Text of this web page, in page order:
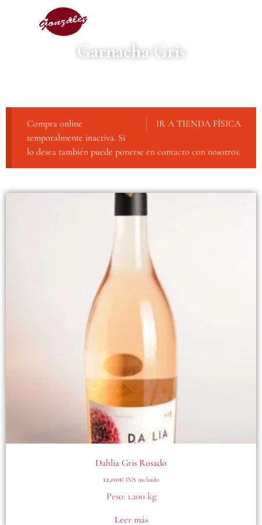
Garnacha Gris
IR A TIENDA FÍSICA
Compra online
temporalmente inactiva. Si
lo desea también puede ponerse en contacto con nosotros.
Dahlia Gris Rosado
12,00€ IVA incluído
Peso:1.200 kg
Leer más